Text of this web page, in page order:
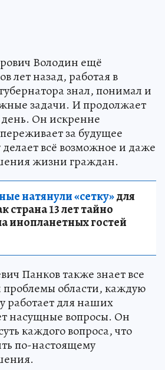
Володин ещё
лет назад, работая в
знал, понимал и
задачи. И продолжает
день. Он искренне
за будущее
всё возможное и даже
жизни граждан.
натянули «сетку»для
страна 13 лет тайно
инопланетных гостей
Панков также знает все
проблемы области, каждую
работает для наших
насущные вопросы. Он
каждого вопроса, что
по-настоящему